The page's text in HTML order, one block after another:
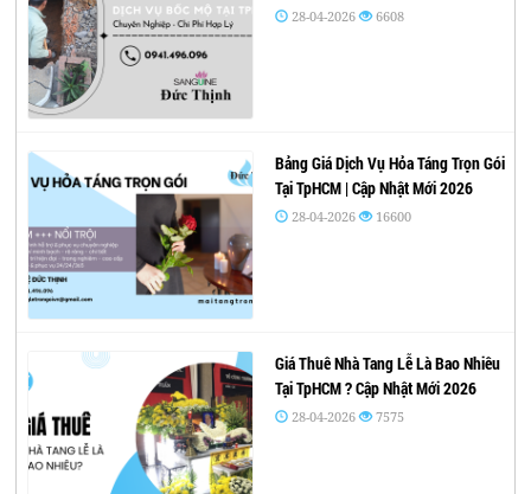
28-04-2026 6608
Bảng Giá Dịch Vụ Hỏa Táng Trọn Gói
Tại TpHCM | Cập Nhật Mới 2026
28-04-2026 16600
Giá Thuê Nhà Tang Lễ Là Bao Nhiêu
Tại TpHCM ? Cập Nhật Mới 2026
28-04-2026 7575